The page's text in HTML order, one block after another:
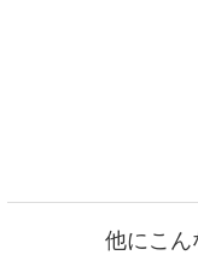
他にこ